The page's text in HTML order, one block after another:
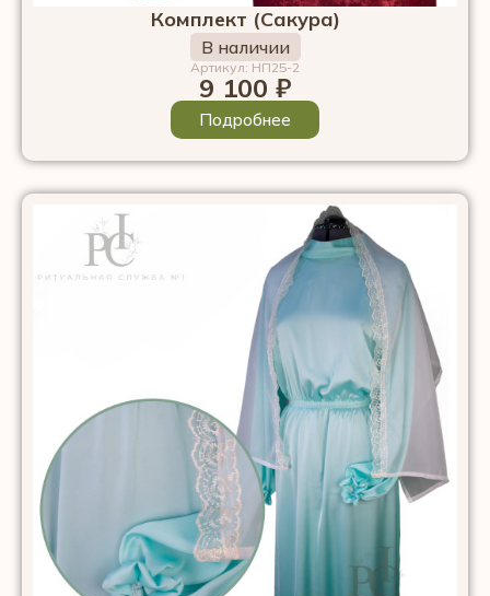
Комплект (Сакура)
В наличии
Артикул: НП25-2
9 100 ₽
Подробнее